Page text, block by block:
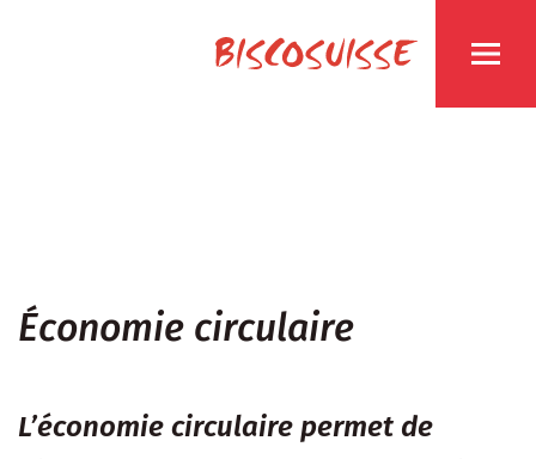
Économie circulaire
L’économie circulaire permet de